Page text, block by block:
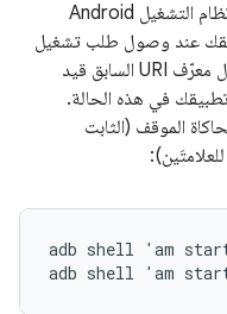
يحتاج إلى التعامل مع هذه العلامات، إلا أنّ نظام التشغيل Android
عند وصول طلب تشغيل
ثانٍ باستخدام معرّف URI جديد بينما لا يزال معرّف URI السابق قيد
في هذه الحالة.
الموقف (الثابت
adb shell 'am